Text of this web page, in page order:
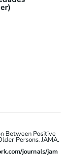
Between Positive
Persons. JAMA.
journals/jam